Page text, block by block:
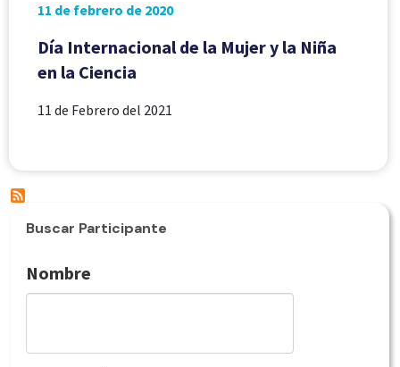
11 de febrero de 2020
Día Internacional de la Mujer y la Niña
en la Ciencia
11 de Febrero del 2021
Buscar Participante
Nombre